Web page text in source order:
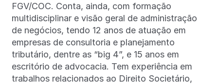
FGV/COC. Conta, ainda, com formação
multidisciplinar e visão geral de administração
de negócios, tendo 12 anos de atuação em
empresas de consultoria e planejamento
tributário, dentre as “big 4”, e 15 anos em
escritório de advocacia. Tem experiência em
trabalhos relacionados ao Direito Societário,